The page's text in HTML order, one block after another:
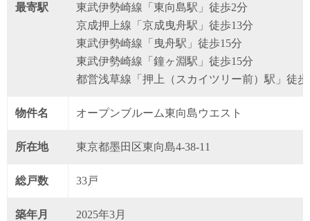
最寄駅
東武伊勢崎線「東向島駅」徒歩2分
京成押上線「京成曳舟駅」徒歩13分
東武伊勢崎線「曳舟駅」徒歩15分
東武伊勢崎線「鐘ヶ淵駅」徒歩15分
都営浅草線「押上（スカイツリー前）駅」徒歩
物件名 オープンブルーム東向島ウエスト
所在地 東京都墨田区東向島4-38-11
総戸数 33戸
築年月 2025年3月